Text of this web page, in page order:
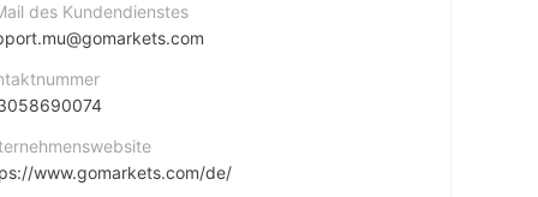
des Kundendienstes
www.gomarkets.com/de/